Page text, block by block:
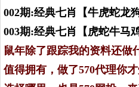
002期:经典七肖【牛虎蛇龙
003期:经典七肖【虎蛇牛马
鼠年除了跟踪我的资料还做
值得拥有，做了570代理你